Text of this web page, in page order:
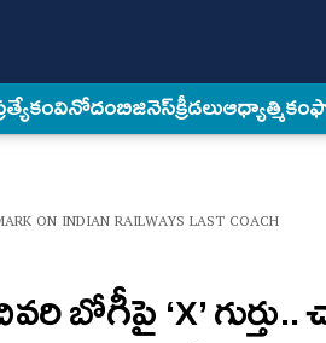
వినోదంబిజినెస్క్రీడలుఆధ్యాత్మికం
ON INDIAN RAILWAYS LAST COACH
చివరి బోగీపై ‘X’